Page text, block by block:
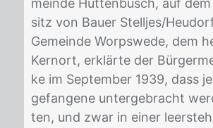
mein­de Hüt­ten­busch, auf
sitz von Bau­er Stell­jes/​
Ge­mein­de Worps­we­de, dem
Kern­ort, er­klär­te der
ke im Sep­tem­ber 1939, dass
ge­fan­ge­ne un­ter­ge­bracht
ten, und zwar in ei­ner